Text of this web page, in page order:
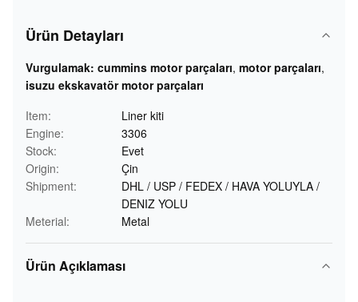
Ürün Detayları
Vurgulamak: cummins motor parçaları, motor parçaları,
isuzu ekskavatör motor parçaları
Item:
Liner kiti
Engine:
3306
Stock:
Evet
Origin:
Çin
Shipment:
DHL / USP / FEDEX / HAVA YOLUYLA /
DENIZ YOLU
Meterial:
Metal
Ürün Açıklaması